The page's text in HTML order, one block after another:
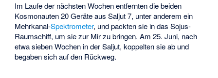
Im Laufe der nächsten Wochen entfernten die beiden
Kosmonauten 20 Geräte aus Saljut 7, unter anderem ein
Mehrkanal-Spektrometer, und packten sie in das Sojus-
Raumschiff, um sie zur Mir zu bringen. Am 25. Juni, nach
etwa sieben Wochen in der Saljut, koppelten sie ab und
begaben sich auf den Rückweg.